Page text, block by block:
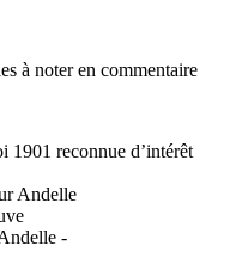
à noter en commentaire
1901 reconnue d’intérêt
Andelle
-